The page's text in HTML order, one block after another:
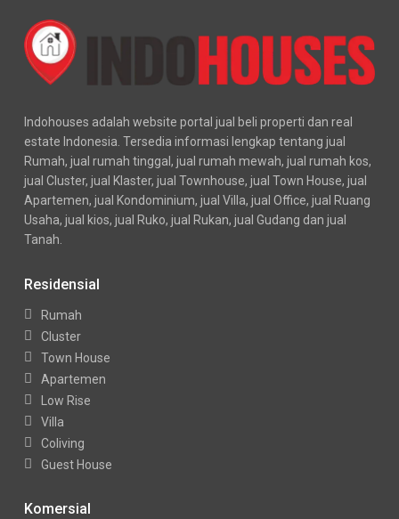
Indohouses adalah website portal jual beli properti dan real
estate Indonesia. Tersedia informasi lengkap tentang jual
Rumah, jual rumah tinggal, jual rumah mewah, jual rumah kos,
jual Cluster, jual Klaster, jual Townhouse, jual Town House, jual
Apartemen, jual Kondominium, jual Villa, jual Office, jual Ruang
Usaha, jual kios, jual Ruko, jual Rukan, jual Gudang dan jual
Tanah.
Residensial
Rumah
Cluster
Town House
Apartemen
Low Rise
Villa
Coliving
Guest House
Komersial